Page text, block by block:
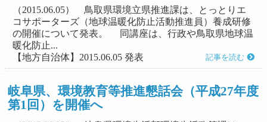
（2015.06.05） 鳥取県環境立県推進課は、とっとりエ
コサポーターズ（地球温暖化防止活動推進員）養成研修
の開催について発表。 同講座は、行政や鳥取県地球温
暖化防止...
【地方自治体】2015.06.05 発表
記事を読む
岐阜県、環境教育等推進懇話会（平成27年度
第1回）を開催へ